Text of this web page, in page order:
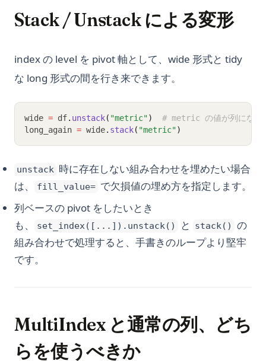
Stack / Unstack による変形
index の level を pivot 軸として、wide 形式と tidy
な long 形式の間を行き来できます。
wide = df. unstack( "metric")
# metric の値が列になる
long_again = wide. stack( "metric")
unstack 時に存在しない組み合わせを埋めたい場合
は、
fill_value= で欠損値の埋め方を指定します。
列ベースの pivot をしたいとき
も、
set_index([...]).unstack() と stack()
の
組み合わせで処理すると、手書きのループより堅牢
です。
MultiIndex と通常の列、どち
らを使うべきか